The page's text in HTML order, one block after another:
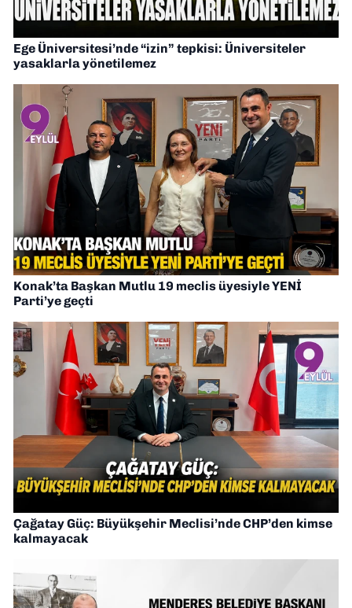
Ege Üniversitesi’nde “izin” tepkisi: Üniversiteler
yasaklarla yönetilemez
Konak’ta Başkan Mutlu 19 meclis üyesiyle YENİ
Parti’ye geçti
Çağatay Güç: Büyükşehir Meclisi’nde CHP’den kimse
kalmayacak